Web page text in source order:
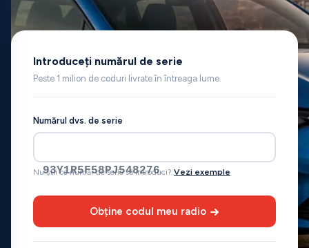
Introduceți numărul de serie
Peste 1 milion de coduri livrate în întreaga lume.
Numărul dvs. de serie
93Y1R5F58PJ548276
Nu știi ce număr de serie să introduci? Vezi exemple
Obține codul meu radio